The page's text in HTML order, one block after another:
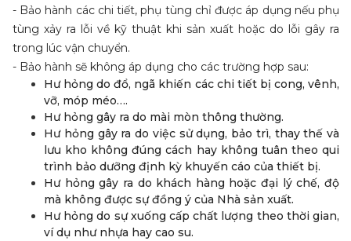
- Bảo hành các chi tiết, phụ tùng chỉ được áp dụng nếu phụ
tùng xảy ra lỗi về kỹ thuật khi sản xuất hoặc do lỗi gây ra
trong lúc vận chuyển.
- Bảo hành sẽ không áp dụng cho các trường hợp sau:
Hư hỏng do đổ, ngã khiến các chi tiết bị cong, vênh,
vỡ, móp méo….
Hư hỏng gây ra do mài mòn thông thường.
Hư hỏng gây ra do việc sử dụng, bảo trì, thay thế và
lưu kho không đúng cách hay không tuân theo qui
trình bảo dưỡng định kỳ khuyến cáo của thiết bị.
Hư hỏng gây ra do khách hàng hoặc đại lý chế, độ
mà không được sự đồng ý của Nhà sản xuất.
Hư hỏng do sự xuống cấp chất lượng theo thời gian,
ví dụ như nhựa hay cao su.